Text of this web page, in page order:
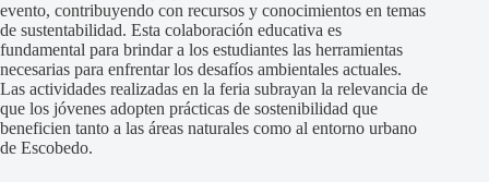
evento, contribuyendo con recursos y conocimientos en temas
de sustentabilidad. Esta colaboración educativa es
fundamental para brindar a los estudiantes las herramientas
necesarias para enfrentar los desafíos ambientales actuales.
Las actividades realizadas en la feria subrayan la relevancia de
que los jóvenes adopten prácticas de sostenibilidad que
beneficien tanto a las áreas naturales como al entorno urbano
de Escobedo.